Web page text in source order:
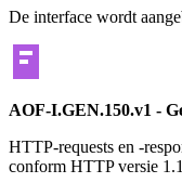
De interface wordt
AOF-I.GEN.150.v1 -
HTTP-requests en -
conform HTTP versie